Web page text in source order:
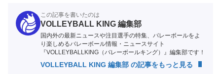
この記事を書いたのは
VOLLEYBALL KING 編集部
国内外の最新ニュースや注目選手の特集、バレーボールをよ
り楽しめるバレーボール情報・ニュースサイト
『VOLLEYBALLKING（バレーボールキング）』編集部です！
VOLLEYBALL KING 編集部 の記事をもっと見る